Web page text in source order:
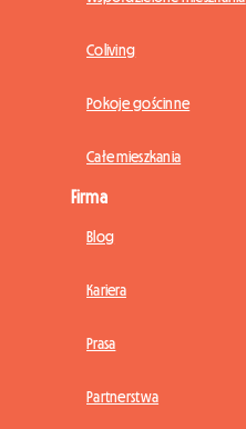
Coliving
Pokoje gościnne
Całe mieszkania
Firma
Blog
Kariera
Prasa
Partnerstwa